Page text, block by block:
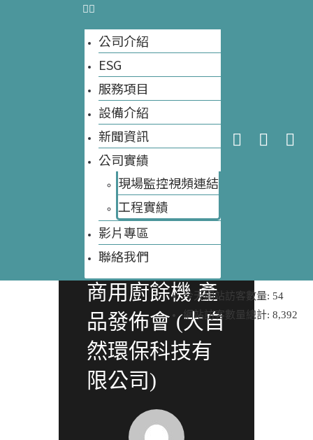
公司介紹
ESG
服務項目
設備介紹
新聞資訊
公司實績
現場監控視頻連結
工程實績​
影片專區
聯絡我們
大自然環保科技
今天網站訪客數量: 54
網站訪客數量總計: 8,392
【巔峰對策】
2026 全國首
創：液態醱酵
商用廚餘機 產
品發佈會 (大自
然環保科技有
限公司)